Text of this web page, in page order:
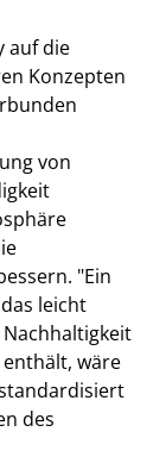
auf die
Konzepten
von
"Ein
leicht
wäre
des